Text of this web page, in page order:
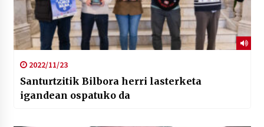
2022/11/23
Santurtzitik Bilbora herri lasterketa
igandean ospatuko da